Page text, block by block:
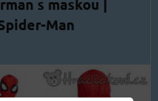
s maskou |
Man